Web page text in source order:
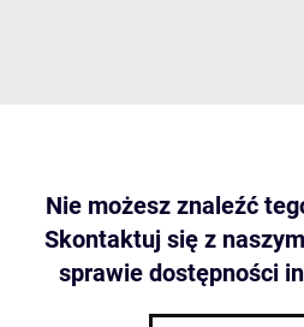
Nie możesz znaleźć
Skontaktuj się z
sprawie dostępności